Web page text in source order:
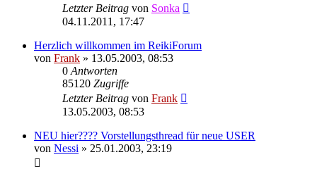
Letzter Beitrag von Sonka
04.11.2011, 17:47
Herzlich willkommen im ReikiForum
von Frank » 13.05.2003, 08:53
0 Antworten
85120 Zugriffe
Letzter Beitrag von Frank
13.05.2003, 08:53
NEU hier???? Vorstellungsthread für neue USER
von Nessi » 25.01.2003, 23:19